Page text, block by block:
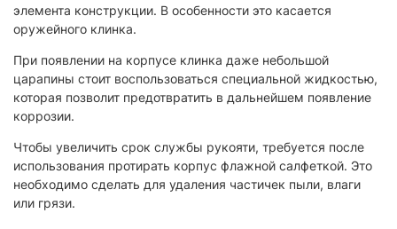
элемента конструкции. В особенности это касается
оружейного клинка.
При появлении на корпусе клинка даже небольшой
царапины стоит воспользоваться специальной жидкостью,
которая позволит предотвратить в дальнейшем появление
коррозии.
Чтобы увеличить срок службы рукояти, требуется после
использования протирать корпус флажной салфеткой. Это
необходимо сделать для удаления частичек пыли, влаги
или грязи.